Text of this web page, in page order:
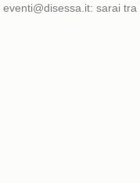
eventi@disessa.it: sarai tra